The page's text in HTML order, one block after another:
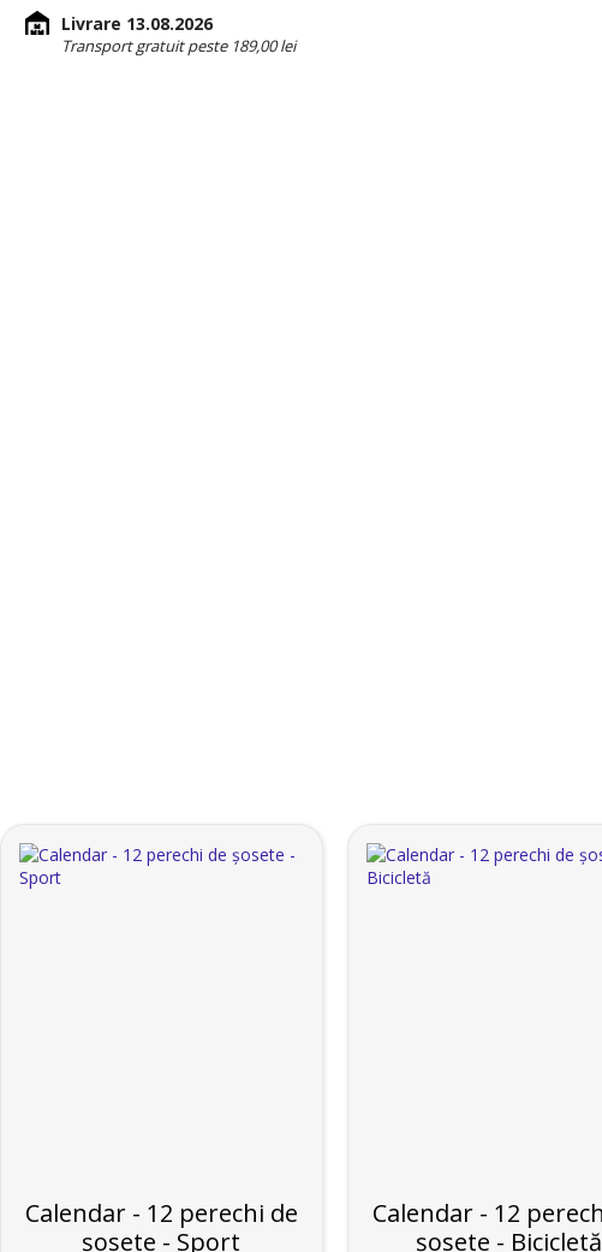
Livrare 13.08.2026
Transport gratuit peste 189,00 lei
Calendar - 12 perechi de
șosete - Sport
Calendar - 12
șosete - Bicicletă